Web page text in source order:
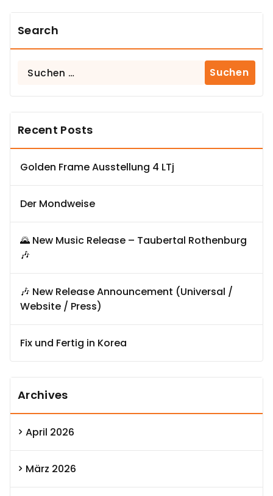
Search
Suchen
Recent Posts
Golden Frame Ausstellung 4 LTj
Der Mondweise
🌄 New Music Release – Taubertal Rothenburg
🎶
🎶 New Release Announcement (Universal /
Website / Press)
Fix und Fertig in Korea
Archives
April 2026
März 2026